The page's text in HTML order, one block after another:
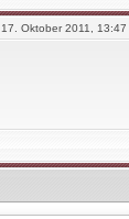
Oktober 2011, 13:47